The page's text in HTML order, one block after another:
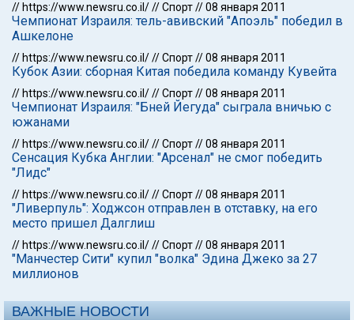
// https://www.newsru.co.il///Спорт//08 января 2011
Чемпионат Израиля: тель-авивский "Апоэль" победил в
Ашкелоне
// https://www.newsru.co.il///Спорт//08 января 2011
Кубок Азии: сборная Китая победила команду Кувейта
// https://www.newsru.co.il///Спорт//08 января 2011
Чемпионат Израиля: "Бней Йегуда" сыграла вничью с
южанами
// https://www.newsru.co.il///Спорт//08 января 2011
Сенсация Кубка Англии: "Арсенал" не смог победить
"Лидс"
// https://www.newsru.co.il///Спорт//08 января 2011
"Ливерпуль": Ходжсон отправлен в отставку, на его
место пришел Далглиш
// https://www.newsru.co.il///Спорт//08 января 2011
"Манчестер Сити" купил "волка" Эдина Джеко за 27
миллионов
ВАЖНЫЕ НОВОСТИ